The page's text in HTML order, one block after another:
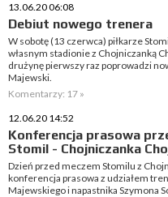
13.06.20 06:08
Debiut nowego trenera
W sobotę (13 czerwca) piłkarze
własnym stadionie z Chojniczanką
drużynę pierwszy raz poprowadzi
Majewski.
Komentarzy: 17 »
12.06.20 14:52
Konferencja prasowa
Stomil - Chojniczanka
Dzień przed meczem Stomilu z
konferencja prasowa z udziałem
Majewskiego i napastnika Szymona